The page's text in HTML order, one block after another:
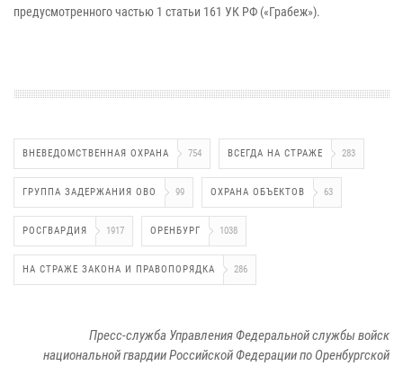
предусмотренного частью 1 статьи 161 УК РФ («Грабеж»).
ВНЕВЕДОМСТВЕННАЯ ОХРАНА 754 ВСЕГДА НА СТРАЖЕ 283
ГРУППА ЗАДЕРЖАНИЯ ОВО 99 ОХРАНА ОБЪЕКТОВ 63
РОСГВАРДИЯ 1917 ОРЕНБУРГ 1038
НА СТРАЖЕ ЗАКОНА И ПРАВОПОРЯДКА 286
Пресс-служба Управления Федеральной службы войск
национальной гвардии Российской Федерации по Оренбургской